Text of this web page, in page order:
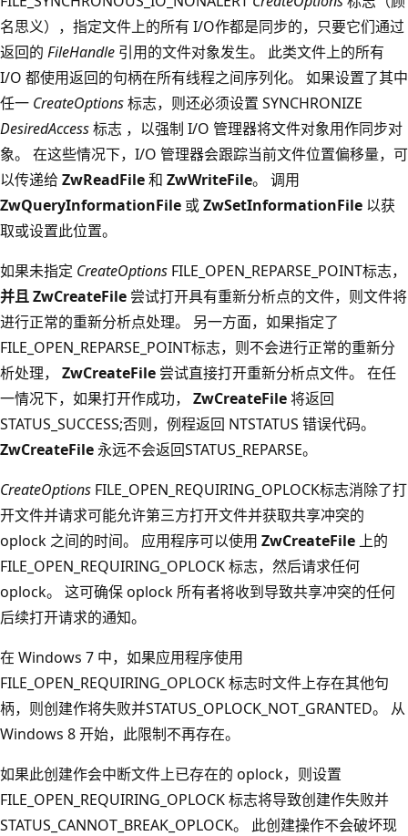
名思义），指定文件上的所有 I/O作都是同步的，只要它们通过
返回的 FileHandle 引用的文件对象发生。 此类文件上的所有
I/O 都使用返回的句柄在所有线程之间序列化。 如果设置了其中
任一 CreateOptions标志，则还必须设置 SYNCHRONIZE
DesiredAccess标志 ，以强制 I/O 管理器将文件对象用作同步对
象。 在这些情况下，I/O 管理器会跟踪当前文件位置偏移量，可
以传递给 ZwReadFile和 ZwWriteFile。 调用
ZwQueryInformationFile 或ZwSetInformationFile 以获
取或设置此位置。
如果未指定 CreateOptions FILE_OPEN_REPARSE_POINT标志，
并且 ZwCreateFile 尝试打开具有重新分析点的文件，则文件将
进行正常的重新分析点处理。 另一方面，如果指定了
FILE_OPEN_REPARSE_POINT标志，则不会进行正常的重新分
析处理， ZwCreateFile 尝试直接打开重新分析点文件。 在任
一情况下，如果打开作成功， ZwCreateFile将返回
STATUS_SUCCESS;否则，例程返回 NTSTATUS 错误代码。
ZwCreateFile永远不会返回STATUS_REPARSE。
CreateOptions FILE_OPEN_REQUIRING_OPLOCK标志消除了打
开文件并请求可能允许第三方打开文件并获取共享冲突的
oplock 之间的时间。 应用程序可以使用 ZwCreateFile 上的
FILE_OPEN_REQUIRING_OPLOCK 标志，然后请求任何
oplock。 这可确保 oplock 所有者将收到导致共享冲突的任何
后续打开请求的通知。
在 Windows 7 中，如果应用程序使用
FILE_OPEN_REQUIRING_OPLOCK 标志时文件上存在其他句
柄，则创建作将失败并STATUS_OPLOCK_NOT_GRANTED。 从
Windows 8 开始，此限制不再存在。
如果此创建作会中断文件上已存在的 oplock，则设置
FILE_OPEN_REQUIRING_OPLOCK 标志将导致创建作失败并
STATUS_CANNOT_BREAK_OPLOCK。 此创建操作不会破坏现